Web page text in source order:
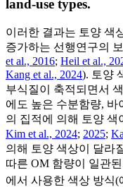
land-use types.
이러한 결과는 토양 색
증가하는 선행연구의
et al., 2016; Heil et al.,
Kang et al., 2024). 토양
부식질이 축적되면서
에도 높은 수분함량, 바
의 집적에 의해 토양 색
Kim et al., 2024; 2025;
의해 토양 색상이 달라
따른 OM 함량이 일관
에서 사용한 색상 방식(